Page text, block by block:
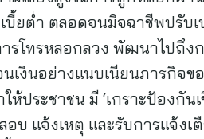
บี้ยต่ำ ตลอดจนมิจฉาชีพปรับ
โทรหลอกลวง พัฒนาไปถึงก
นเงินอย่างแนบเนียนภารกิจ
ห้ประชาชน มี ‘เกราะป้องกั
อบ แจ้งเหตุ และรับการแจ้ง